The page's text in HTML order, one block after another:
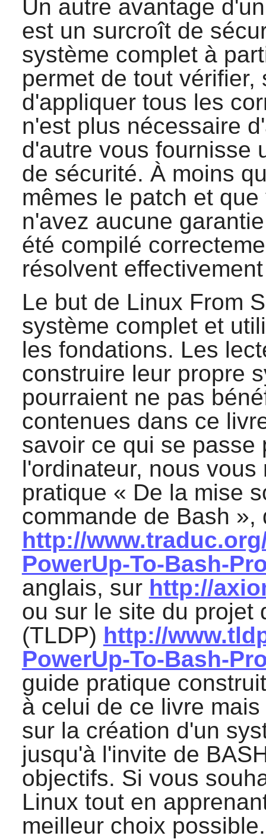
Un autre avantage
est un surcroît de
système complet à
permet de tout
d'appliquer tous les
n'est plus nécessaire
d'autre vous fournisse
de sécurité. À moins
mêmes le patch et
n'avez aucune
été compilé
résolvent
Le but de Linux From
système complet et
les fondations. Les
construire leur propre
pourraient ne pas
contenues dans ce
savoir ce qui se passe
l'ordinateur, nous
pratique « De la mise
commande de Bash »,
http://
PowerUp-To-Bash-
anglais, sur http://
ou sur le site du projet
(TLDP) http://
PowerUp-To-Bash-
guide pratique
à celui de ce livre
sur la création d'un
jusqu'à l'invite de
objectifs. Si vous
Linux tout en
meilleur choix possible.